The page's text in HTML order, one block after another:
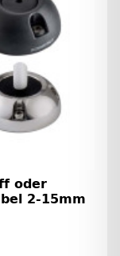
oder
2-15mm